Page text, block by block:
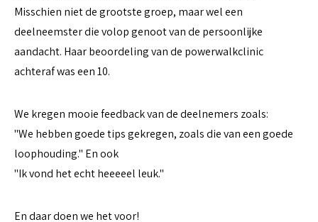
Misschien niet de grootste groep, maar wel een
deelneemster die volop genoot van de persoonlijke
aandacht. Haar beoordeling van de powerwalkclinic
achteraf was een 10.
We kregen mooie feedback van de deelnemers zoals:
"We hebben goede tips gekregen, zoals die van een goede
loophouding." En ook
"Ik vond het echt heeeeel leuk."
En daar doen we het voor!